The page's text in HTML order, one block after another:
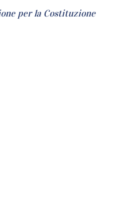
per la Costituzione